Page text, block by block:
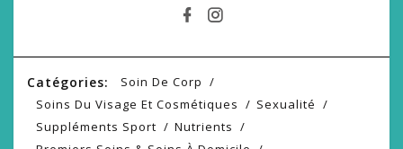
Catégories:
Soin De Corp
Soins Du Visage Et Cosmétiques
Sexualité
Suppléments Sport
Nutrients